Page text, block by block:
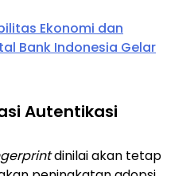
Ekonomi dan
Bank Indonesia Gelar
Autentikasi
dinilai akan tetap